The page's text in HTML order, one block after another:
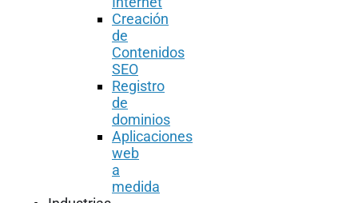
Creación
de
Contenidos
SEO
Registro
de
dominios
Aplicaciones
web
a
medida